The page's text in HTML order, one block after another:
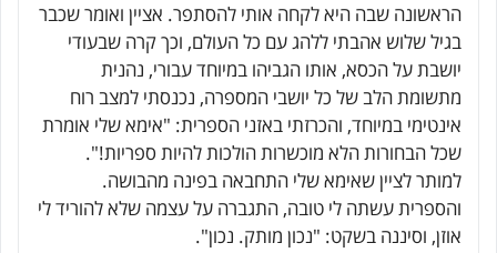
הראשונה שבה היא לקחה אותי להסתפר. אציין ואומר שכבר
בגיל שלוש אהבתי ללהג עם כל העולם, וכך קרה שבעודי
יושבת על הכסא, אותו הגביהו במיוחד עבורי, נהנית
מתשומת הלב של כל יושבי המספרה, נכנסתי למצב רוח
אינטימי במיוחד, והכרזתי באזני הספרית: "אימא שלי אומרת
שכל הבחורות הלא מוכשרות הולכות להיות ספריות!".
למותר לציין שאימא שלי התחבאה בפינה מהבושה.
והספרית עשתה לי טובה, התגברה על עצמה שלא להוריד לי
אוזן, וסיננה בשקט: "נכון מותק. נכון".